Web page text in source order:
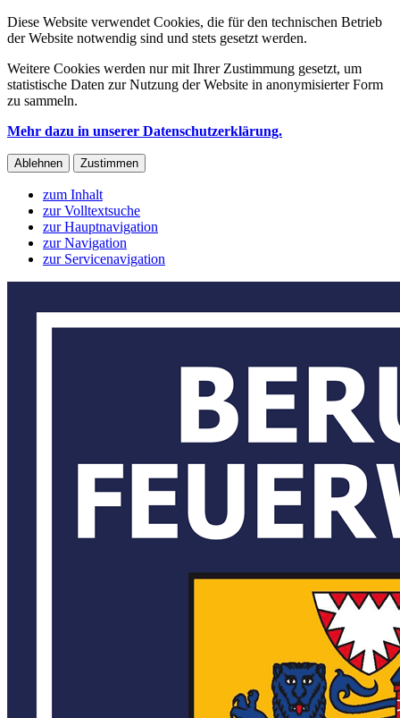
Diese Website verwendet Cookies, die für den technischen Betrieb
der Website notwendig sind und stets gesetzt werden.
Weitere Cookies werden nur mit Ihrer Zustimmung gesetzt, um
statistische Daten zur Nutzung der Website in anonymisierter Form
zu sammeln.
Mehr dazu in unserer Datenschutzerklärung.
Ablehnen Zustimmen
zum Inhalt
zur Volltextsuche
zur Hauptnavigation
zur Navigation
zur Servicenavigation